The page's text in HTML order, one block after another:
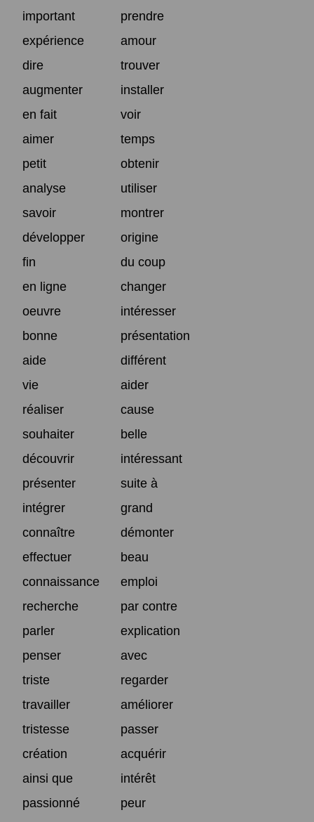
important
prendre
expérience
amour
dire
trouver
augmenter
installer
en fait
voir
aimer
temps
petit
obtenir
analyse
utiliser
savoir
montrer
développer
origine
fin
du coup
en ligne
changer
oeuvre
intéresser
bonne
présentation
aide
différent
vie
aider
réaliser
cause
souhaiter
belle
découvrir
intéressant
présenter
suite à
intégrer
grand
connaître
démonter
effectuer
beau
connaissance
emploi
recherche
par contre
parler
explication
penser
avec
triste
regarder
travailler
améliorer
tristesse
passer
création
acquérir
ainsi que
intérêt
passionné
peur